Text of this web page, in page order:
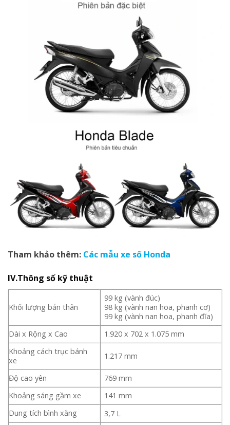
Tham khảo thêm: Các mẫu xe số Honda
IV.Thông số kỹ thuật
Khối lượng bản thân
99 kg (vành đúc)
98 kg (vành nan hoa, phanh cơ)
99 kg (vành nan hoa, phanh đĩa)
Dài x Rộng x Cao
1.920 x 702 x 1.075 mm
Khoảng cách trục bánh
xe
1.217 mm
Độ cao yên
769 mm
Khoảng sáng gầm xe
141 mm
Dung tích bình xăng
3,7 L